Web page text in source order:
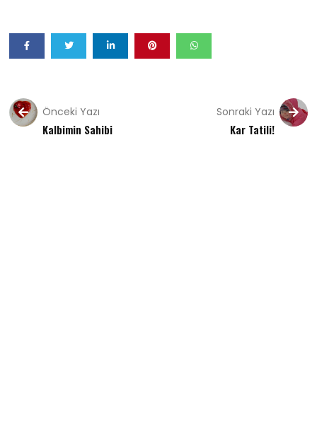
Önceki Yazı
Kalbimin Sahibi
Sonraki Yazı
Kar Tatili!